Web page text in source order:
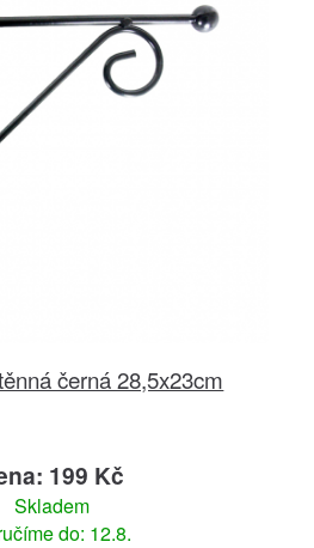
černá 28,5x23cm
199 Kč
Skladem
do: 12.8.